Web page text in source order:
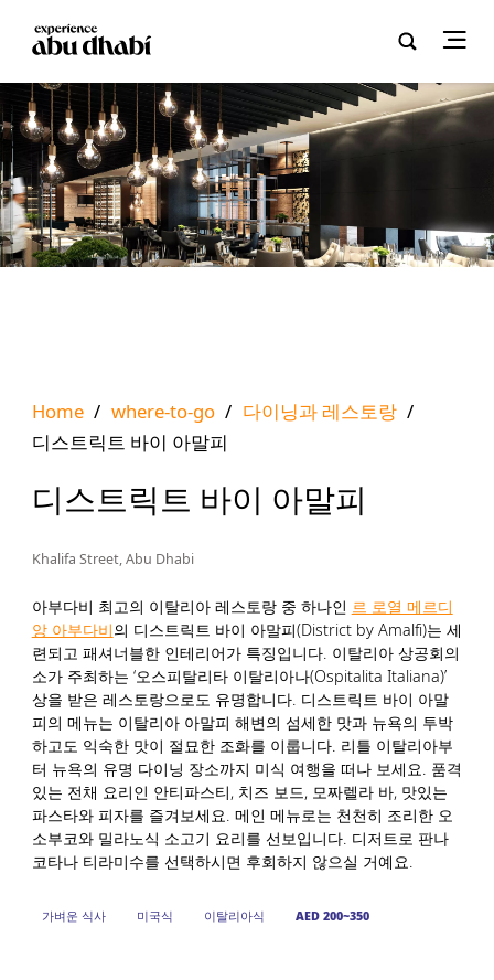
Home / where-to-go / 다이닝과 레스토랑 /
디스트릭트 바이 아말피
디스트릭트 바이 아말피
Khalifa Street, Abu Dhabi
아부다비 최고의 이탈리아 레스토랑 중 하나인 르 로열 메르디
앙 아부다비의 디스트릭트 바이 아말피(District by Amalfi)는 세
련되고 패셔너블한 인테리어가 특징입니다. 이탈리아 상공회의
소가 주최하는 ‘오스피탈리타 이탈리아나(Ospitalita Italiana)’
상을 받은 레스토랑으로도 유명합니다. 디스트릭트 바이 아말
피의 메뉴는 이탈리아 아말피 해변의 섬세한 맛과 뉴욕의 투박
하고도 익숙한 맛이 절묘한 조화를 이룹니다. 리틀 이탈리아부
터 뉴욕의 유명 다이닝 장소까지 미식 여행을 떠나 보세요. 품격
있는 전채 요리인 안티파스티, 치즈 보드, 모짜렐라 바, 맛있는
파스타와 피자를 즐겨보세요. 메인 메뉴로는 천천히 조리한 오
소부코와 밀라노식 소고기 요리를 선보입니다. 디저트로 판나
코타나 티라미수를 선택하시면 후회하지 않으실 거예요.
가벼운 식사 미국식 이탈리아식 AED 200~350